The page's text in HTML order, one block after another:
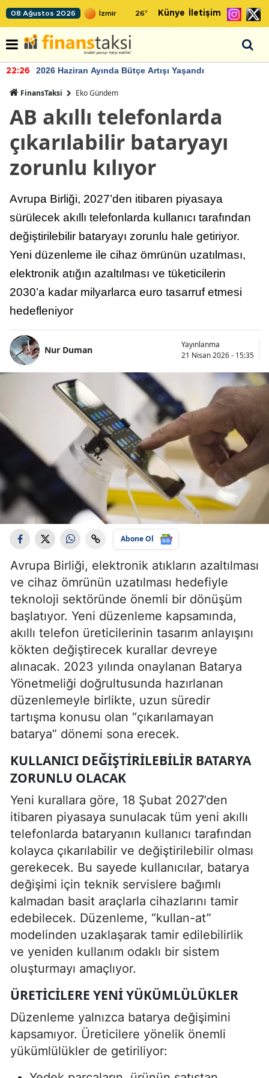
08 Ağustos 2026 26° Künye İletişim
22:26 2026 Haziran Ayında Bütçe Artışı Yaşandı
FinansTaksi Eko Gündem
AB akıllı telefonlarda
çıkarılabilir bataryayı
zorunlu kılıyor
Avrupa Birliği, 2027’den itibaren piyasaya
sürülecek akıllı telefonlarda kullanıcı tarafından
değiştirilebilir bataryayı zorunlu hale getiriyor.
Yeni düzenleme ile cihaz ömrünün uzatılması,
elektronik atığın azaltılması ve tüketicilerin
2030’a kadar milyarlarca euro tasarruf etmesi
hedefleniyor
Nur Duman
Yayınlanma
21 Nisan 2026 - 15:35
Abone Ol
Avrupa Birliği, elektronik atıkların azaltılması
ve cihaz ömrünün uzatılması hedefiyle
teknoloji sektöründe önemli bir dönüşüm
başlatıyor. Yeni düzenleme kapsamında,
akıllı telefon üreticilerinin tasarım anlayışını
kökten değiştirecek kurallar devreye
alınacak. 2023 yılında onaylanan Batarya
Yönetmeliği doğrultusunda hazırlanan
düzenlemeyle birlikte, uzun süredir
tartışma konusu olan “çıkarılamayan
batarya” dönemi sona erecek.
KULLANICI DEĞIŞTIRILEBILIR BATARYA
ZORUNLU OLACAK
Yeni kurallara göre, 18 Şubat 2027’den
itibaren piyasaya sunulacak tüm yeni akıllı
telefonlarda bataryanın kullanıcı tarafından
kolayca çıkarılabilir ve değiştirilebilir olması
gerekecek. Bu sayede kullanıcılar, batarya
değişimi için teknik servislere bağımlı
kalmadan basit araçlarla cihazlarını tamir
edebilecek. Düzenleme, “kullan-at”
modelinden uzaklaşarak tamir edilebilirlik
ve yeniden kullanım odaklı bir sistem
oluşturmayı amaçlıyor.
ÜRETICILERE YENI YÜKÜMLÜLÜKLER
Düzenleme yalnızca batarya değişimini
kapsamıyor. Üreticilere yönelik önemli
yükümlülükler de getiriliyor: